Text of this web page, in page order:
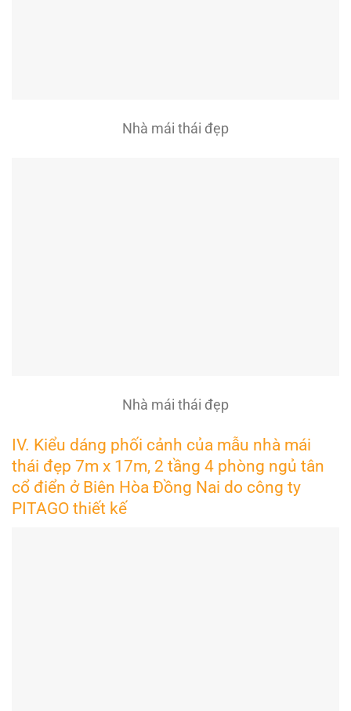
Nhà mái thái đẹp
Nhà mái thái đẹp
IV. Kiểu dáng phối cảnh của mẫu nhà mái
thái đẹp 7m x 17m, 2 tầng 4 phòng ngủ tân
cổ điển ở Biên Hòa Đồng Nai do công ty
PITAGO thiết kế